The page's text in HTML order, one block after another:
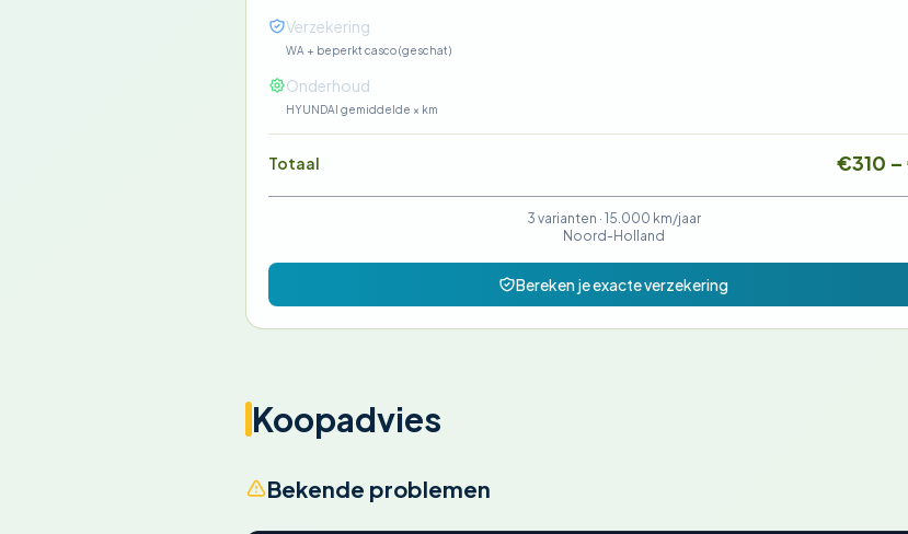
Verzekering
WA + beperkt casco (geschat)
Onderhoud
HYUNDAI gemiddelde × km
Totaal €310
3 varianten · 15.000 km/jaar
Noord-Holland
Bereken je exacte verzekering
Koopadvies
Bekende problemen